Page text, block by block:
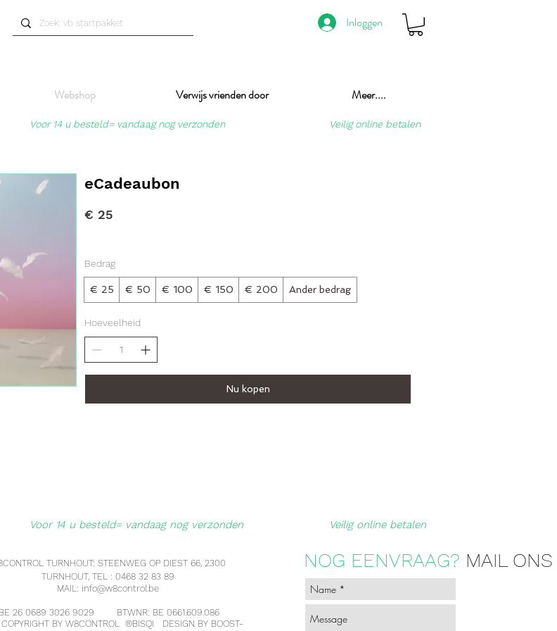
Inloggen
Webshop Verwijs vrienden door Meer....
Voor 14 u besteld= vandaag nog verzonden Veilig online betalen
eCadeaubon
€ 25
Bedrag
€ 25 € 50 € 100 € 150 € 200 Ander bedrag
Hoeveelheid
Nu kopen
Voor 14 u besteld= vandaag nog verzonden Veilig online betalen
TURNHOUT: STEENWEG OP DIEST 66, 2300
TURNHOUT, TEL : 0468 32 83 89
MAIL: info@w8control.be
BE 26 0689 3026 9029 BTWNR: BE 0661.609.086
COPYRIGHT BY W8CONTROL ®BISQI
DESIGN BY BOOST-
NOG EENVRAAG? MAIL ONS